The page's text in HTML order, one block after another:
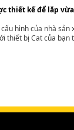
thiết kế để lắp
hình của nhà
thiết bị Cat của